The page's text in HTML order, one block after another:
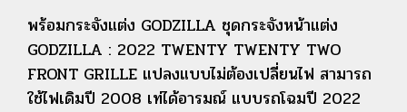
พร้อมกระจังแต่ง GODZILLA ชุดกระจังหน้าแต่ง
GODZILLA : 2022 TWENTY TWENTY TWO
FRONT GRILLE แปลงแบบไม่ต้องเปลี่ยนไฟ สามารถ
ใช้ไฟเดิมปี 2008 เท่ได้อารมณ์ แบบรถโฉมปี 2022